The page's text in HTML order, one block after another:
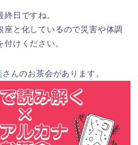
日ですね。
座と化しているので災害や体調
けください。
さんのお茶会があります。